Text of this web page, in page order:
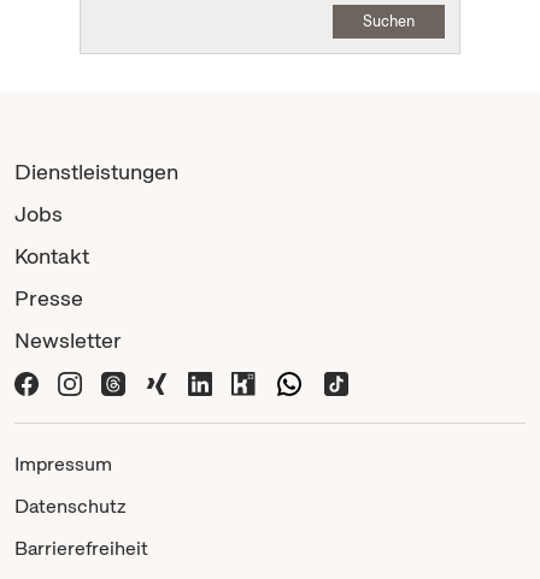
Suchen
Dienstleistungen
Jobs
Kontakt
Presse
Newsletter
Impressum
Datenschutz
Barrierefreiheit